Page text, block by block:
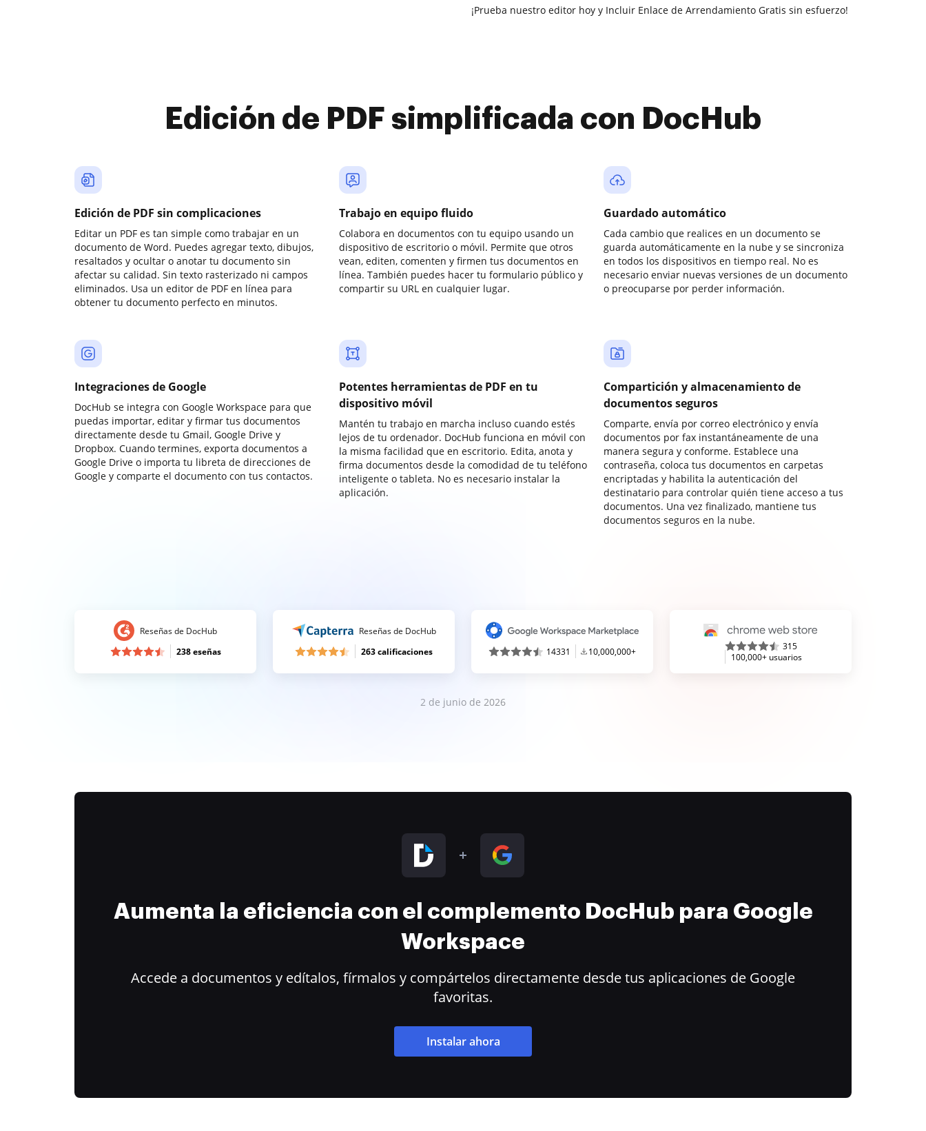
¡Prueba nuestro editor hoy y Incluir Enlace de Arrendamiento Gratis sin esfuerzo!
Edición de PDF simplificada con DocHub
Edición de PDF sin complicaciones
Editar un PDF es tan simple como trabajar en un
documento de Word. Puedes agregar texto, dibujos,
resaltados y ocultar o anotar tu documento sin
afectar su calidad. Sin texto rasterizado ni campos
eliminados. Usa un editor de PDF en línea para
obtener tu documento perfecto en minutos.
Trabajo en equipo fluido
Colabora en documentos con tu equipo usando un
dispositivo de escritorio o móvil. Permite que otros
vean, editen, comenten y firmen tus documentos en
línea. También puedes hacer tu formulario público y
compartir su URL en cualquier lugar.
Guardado automático
Cada cambio que realices en un documento se
guarda automáticamente en la nube y se sincroniza
en todos los dispositivos en tiempo real. No es
necesario enviar nuevas versiones de un documento
o preocuparse por perder información.
Integraciones de Google
DocHub se integra con Google Workspace para que
puedas importar, editar y firmar tus documentos
directamente desde tu Gmail, Google Drive y
Dropbox. Cuando termines, exporta documentos a
Google Drive o importa tu libreta de direcciones de
Google y comparte el documento con tus contactos.
Potentes herramientas de PDF en tu
dispositivo móvil
Mantén tu trabajo en marcha incluso cuando estés
lejos de tu ordenador. DocHub funciona en móvil con
la misma facilidad que en escritorio. Edita, anota y
firma documentos desde la comodidad de tu teléfono
inteligente o tableta. No es necesario instalar la
aplicación.
Compartición y almacenamiento de
documentos seguros
Comparte, envía por correo electrónico y envía
documentos por fax instantáneamente de una
manera segura y conforme. Establece una
contraseña, coloca tus documentos en carpetas
encriptadas y habilita la autenticación del
destinatario para controlar quién tiene acceso a tus
documentos. Una vez finalizado, mantiene tus
documentos seguros en la nube.
Reseñas de DocHub
238 eseñas
Reseñas de DocHub
263 calificaciones
14331 10,000,000+
315
100,000+ usuarios
2 de junio de 2026
Aumenta la eficiencia con el complemento DocHub para Google
Workspace
Accede a documentos y edítalos, fírmalos y compártelos directamente desde tus aplicaciones de Google
favoritas.
Instalar ahora